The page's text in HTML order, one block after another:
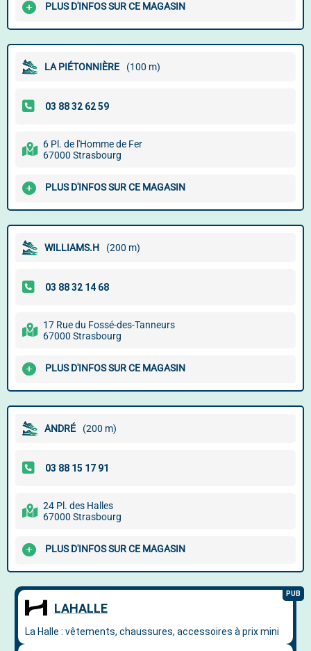
PLUS D'INFOS SUR CE MAGASIN
LA PIÉTONNIÈRE (100 m)
6 Pl. de l'Homme de Fer
67000 Strasbourg
PLUS D'INFOS SUR CE MAGASIN
WILLIAMS.H (200 m)
17 Rue du Fossé-des-Tanneurs
67000 Strasbourg
PLUS D'INFOS SUR CE MAGASIN
ANDRÉ (200 m)
24 Pl. des Halles
67000 Strasbourg
PLUS D'INFOS SUR CE MAGASIN